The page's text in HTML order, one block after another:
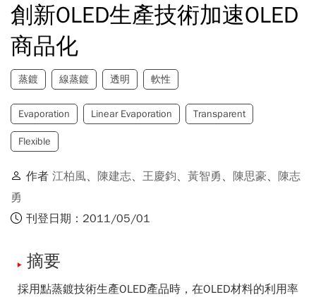
創新OLED生產技術加速OLED
商品化
蒸鍍 線蒸鍍 透明 軟性
Evaporation Linear Evaporation Transparent
Flexible
作者 江柏風、 陳建志、 王慶鈞、 黃智勇 、 陳思豪、 陳志
勇
刊登日期：2011/05/01
摘要
採用點蒸鍍技術生產OLED產品時，在OLED材料的利用率